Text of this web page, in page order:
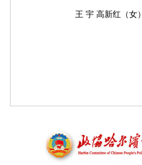
王 宇 高新红（女）